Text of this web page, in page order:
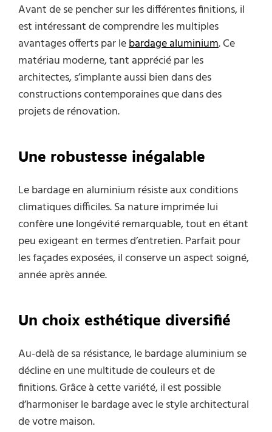
Avant de se pencher sur les différentes finitions, il
est intéressant de comprendre les multiples
avantages offerts par lebardage aluminium. Ce
matériau moderne, tant apprécié par les
architectes, s’implante aussi bien dans des
constructions contemporaines que dans des
projets de rénovation.
Une robustesse inégalable
Le bardage en aluminium résiste aux conditions
climatiques difficiles. Sa nature imprimée lui
confère une longévité remarquable, tout en étant
peu exigeant en termes d’entretien. Parfait pour
les façades exposées, il conserve un aspect soigné,
année après année.
Un choix esthétique diversifié
Au-delà de sa résistance, le bardage aluminium se
décline en une multitude de couleurs et de
finitions. Grâce à cette variété, il est possible
d’harmoniser le bardage avec le style architectural
de votre maison.